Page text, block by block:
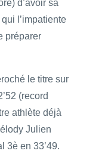
d’avoir sa
l’impatiente
préparer
le titre sur
(record
athlète déjà
Julien
3è en 33’49.